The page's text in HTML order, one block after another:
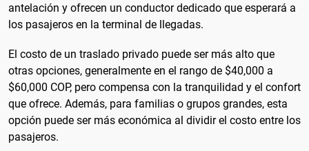
antelación y ofrecen un conductor dedicado que esperará a
los pasajeros en la terminal de llegadas.
El costo de un traslado privado puede ser más alto que
otras opciones, generalmente en el rango de $40,000 a
$60,000 COP, pero compensa con la tranquilidad y el confort
que ofrece. Además, para familias o grupos grandes, esta
opción puede ser más económica al dividir el costo entre los
pasajeros.